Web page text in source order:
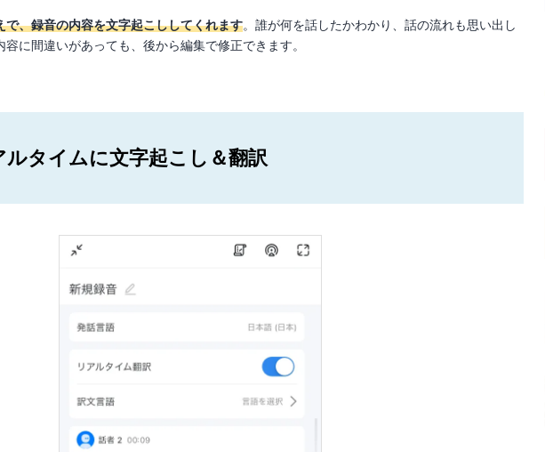
で、録音の内容を文字起こししてくれます。誰が何を話したかわかり、話の流れも思い出し
に間違いがあっても、後から編集で修正できます。
ルタイムに文字起こし＆翻訳